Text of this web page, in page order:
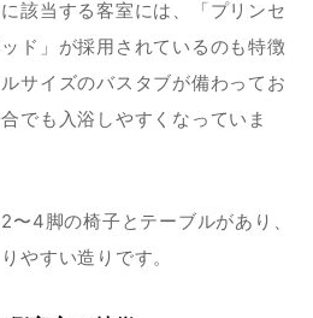
該当する客室には、「プリンセ
ド」が採用されているのも特徴
サイズのバスタブが備わってお
でも入浴しやすくなっていま
〜4脚の椅子とテーブルがあり、
やすい造りです。